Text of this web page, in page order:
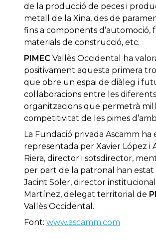
de la producció de peces i
metall de la Xina, des de
fins a components d’automoció,
materials de construcció, etc.
PIMEC Vallès Occidental ha
positivament aquesta primera
que obre un espai de diàleg i
col·laboracions entre les diferents
organitzacions que permetrà
competitivitat de les pimes
La Fundació privada Ascamm ha
representada per Xavier López i
Riera, director i sotsdirector,
per part de la patronal han estat
Jacint Soler, director
Martínez, delegat territorial de
Vallès Occidental.
Font: www.ascamm.com